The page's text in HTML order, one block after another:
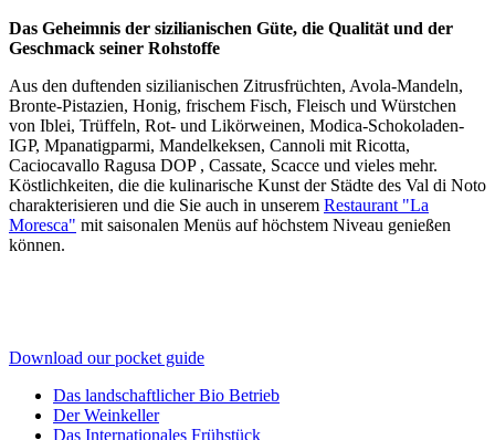
Das Geheimnis der sizilianischen Güte, die Qualität und der
Geschmack seiner Rohstoffe
Aus den duftenden sizilianischen Zitrusfrüchten, Avola-Mandeln,
Bronte-Pistazien, Honig, frischem Fisch, Fleisch und Würstchen
von Iblei, Trüffeln, Rot- und Likörweinen, Modica-Schokoladen-
IGP, Mpanatigparmi, Mandelkeksen, Cannoli mit Ricotta,
Caciocavallo Ragusa DOP , Cassate, Scacce und vieles mehr.
Köstlichkeiten, die die kulinarische Kunst der Städte des Val di Noto
charakterisieren und die Sie auch in unserem Restaurant "La
Moresca" mit saisonalen Menüs auf höchstem Niveau genießen
können.
Download our pocket guide
Das landschaftlicher Bio Betrieb
Der Weinkeller
Das Internationales Frühstück